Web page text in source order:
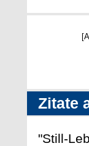
Zitate
"Still-